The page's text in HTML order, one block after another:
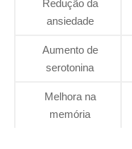
Redução da
ansiedade
Aumento de
serotonina
Melhora na
memória